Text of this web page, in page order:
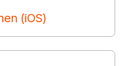
(iOS)